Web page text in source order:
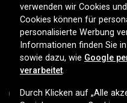
verwenden wir Cookies
Cookies können für
personalisierte Werbung
Informationen finden Sie
sowie dazu, wie Google
verarbeitet.
Durch Klicken auf „Alle